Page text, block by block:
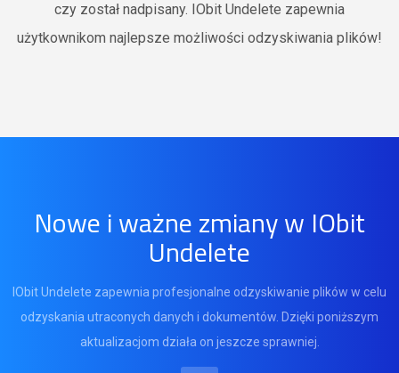
czy został nadpisany. IObit Undelete zapewnia
użytkownikom najlepsze możliwości odzyskiwania plików!
Nowe i ważne zmiany w IObit
Undelete
IObit Undelete zapewnia profesjonalne odzyskiwanie plików w celu
odzyskania utraconych danych i dokumentów. Dzięki poniższym
aktualizacjom działa on jeszcze sprawniej.